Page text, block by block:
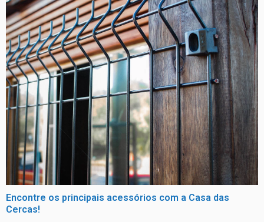
Encontre os principais acessórios com a Casa das
Cercas!